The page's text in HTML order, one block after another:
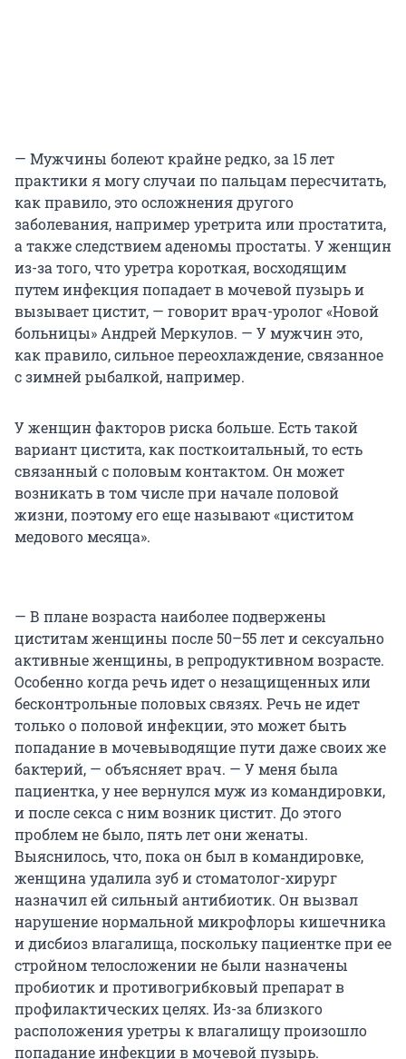
— Мужчины болеют крайне редко, за 15 лет
практики я могу случаи по пальцам пересчитать,
как правило, это осложнения другого
заболевания, например уретрита или простатита,
а также следствием аденомы простаты. У женщин
из-за того, что уретра короткая, восходящим
путем инфекция попадает в мочевой пузырь и
вызывает цистит, — говорит врач-уролог «Новой
больницы» Андрей Меркулов. — У мужчин это,
как правило, сильное переохлаждение, связанное
с зимней рыбалкой, например.
У женщин факторов риска больше. Есть такой
вариант цистита, как посткоитальный, то есть
связанный с половым контактом. Он может
возникать в том числе при начале половой
жизни, поэтому его еще называют «циститом
медового месяца».
— В плане возраста наиболее подвержены
циститам женщины после 50–55 лет и сексуально
активные женщины, в репродуктивном возрасте.
Особенно когда речь идет о незащищенных или
бесконтрольные половых связях. Речь не идет
только о половой инфекции, это может быть
попадание в мочевыводящие пути даже своих же
бактерий, — объясняет врач. — У меня была
пациентка, у нее вернулся муж из командировки,
и после секса с ним возник цистит. До этого
проблем не было, пять лет они женаты.
Выяснилось, что, пока он был в командировке,
женщина удалила зуб и стоматолог-хирург
назначил ей сильный антибиотик. Он вызвал
нарушение нормальной микрофлоры кишечника
и дисбиоз влагалища, поскольку пациентке при ее
стройном телосложении не были назначены
пробиотик и противогрибковый препарат в
профилактических целях. Из-за близкого
расположения уретры к влагалищу произошло
попадание инфекции в мочевой пузырь.